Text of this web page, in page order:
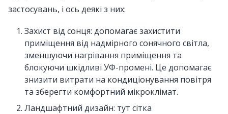
застосувань, і ось деякі з них:
Захист від сонця: допомагає захистити
приміщення від надмірного сонячного світла,
зменшуючи нагрівання приміщення та
блокуючи шкідливі УФ-промені. Це допомагає
знизити витрати на кондиціонування повітря
та зберегти комфортний мікроклімат.
Ландшафтний дизайн: тут сітка